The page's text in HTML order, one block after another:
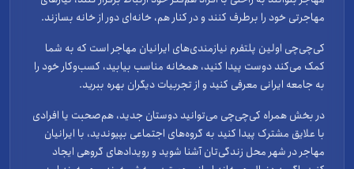
مهاجرتی خود را برطرف کنند و در کنار هم، خانه‌ای دور از خانه بسازند.
کی‌چی‌چی اولین پلتفرم نیازمندی‌های ایرانیان مهاجر است که به شما
کمک می‌کند دوست پیدا کنید، همخانه مناسب بیابید، کسب‌وکار خود را
به جامعه ایرانی معرفی کنید و از تجربیات دیگران بهره ببرید.
در بخش همراه کی‌چی‌چی می‌توانید دوستان جدید، هم‌صحبت یا افرادی
با علایق مشترک پیدا کنید به گروه‌های اجتماعی بپیوندید، با ایرانیان
مهاجر در شهر محل زندگی‌تان آشنا شوید و رویدادهای گروهی ایجاد